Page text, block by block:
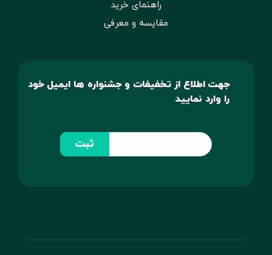
راهنمای خرید
مقایسه و معرفی
جهت اطلاع از تخفیفات و جشنواره ها ایمیل خود
را وارد نمایید
ثبت